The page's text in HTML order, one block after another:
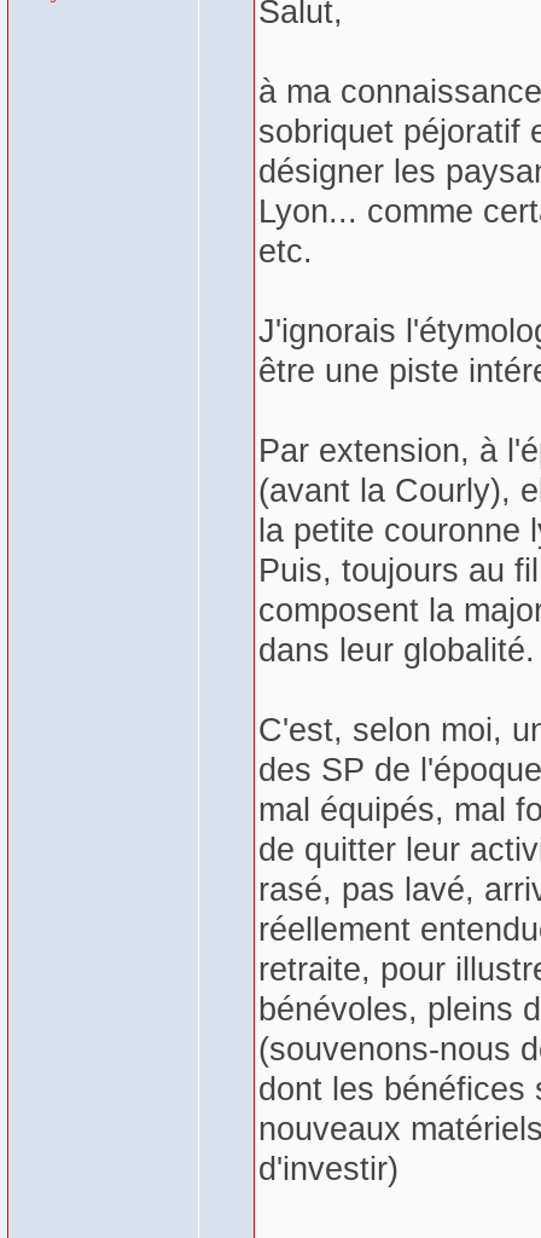
Salut,
à ma
sobriquet péjoratif
désigner les
Lyon... comme
etc.
J'ignorais
être une piste
Par extension, à
(avant la Courly),
la petite couronne
Puis, toujours au
composent la
dans leur globalité.
C'est, selon moi,
des SP de
mal équipés, mal
de quitter leur
rasé, pas lavé,
réellement
retraite, pour
bénévoles, pleins
(souvenons-nous
dont les bénéfices
nouveaux
d'investir)